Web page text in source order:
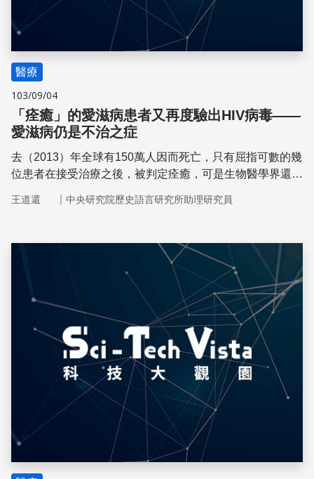
醫療
103/09/04
「痊癒」的愛滋病患者又再度驗出HIV病毒——
愛滋病仍是不治之症
去（2013）年全球有150萬人因而死亡，只有屈指可數的幾
位患者在接受治療之後，被判定痊癒，可是生物醫學界還不
的病人，體內又檢驗出了愛滋病毒。
王道還 ｜ 中央研究院歷史語言研究所助理研究員
儲存